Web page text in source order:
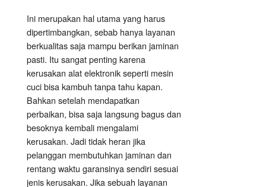
Ini merupakan hal utama yang harus
dipertimbangkan, sebab hanya layanan
berkualitas saja mampu berikan jaminan
pasti. Itu sangat penting karena
kerusakan alat elektronik seperti mesin
cuci bisa kambuh tanpa tahu kapan.
Bahkan setelah mendapatkan
perbaikan, bisa saja langsung bagus dan
besoknya kembali mengalami
kerusakan. Jadi tidak heran jika
pelanggan membutuhkan jaminan dan
rentang waktu garansinya sendiri sesuai
jenis kerusakan. Jika sebuah layanan